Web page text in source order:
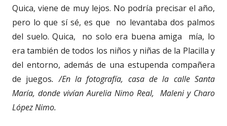
Quica, viene de muy lejos. No podría precisar el año,
pero lo que sí sé, es que no levantaba dos palmos
del suelo. Quica, no solo era buena amiga mía, lo
era también de todos los niños y niñas de la Placilla y
del entorno, además de una estupenda compañera
de juegos. /En la fotografía, casa de la calle Santa
María, donde vivían Aurelia Nimo Real, Maleni y Charo
López Nimo.